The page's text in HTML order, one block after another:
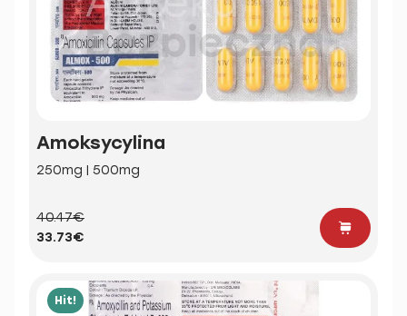
Amoksycylina
250mg | 500mg
40.47€
33.73€
Hit!